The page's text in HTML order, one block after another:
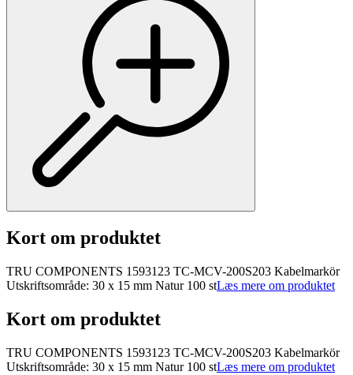
Kort om produktet
TRU COMPONENTS 1593123 TC-MCV-200S203 Kabelmarkör
Utskriftsområde: 30 x 15 mm Natur 100 stLæs mere om produktet
Kort om produktet
TRU COMPONENTS 1593123 TC-MCV-200S203 Kabelmarkör
Utskriftsområde: 30 x 15 mm Natur 100 stLæs mere om produktet